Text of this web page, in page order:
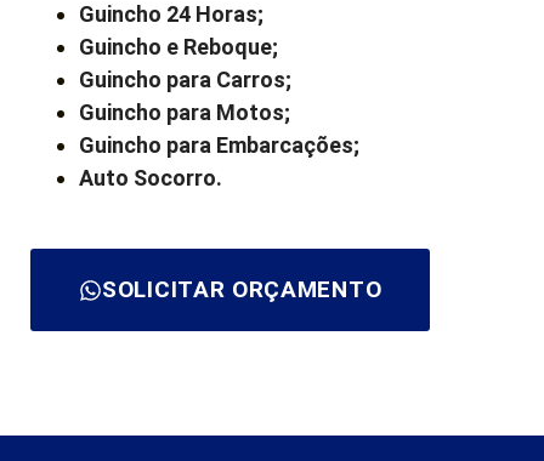
Guincho 24 Horas;
Guincho e Reboque;
Guincho para Carros;
Guincho para Motos;
Guincho para Embarcações;
Auto Socorro.
SOLICITAR ORÇAMENTO